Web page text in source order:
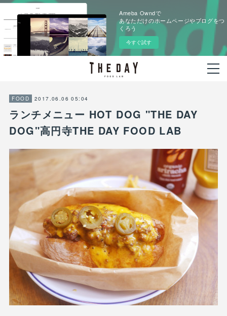
Ameba Owndで
あなただけのホームページやブログをつ
くろう
今すぐ試す
FOOD 2017.06.06 05:04
ランチメニュー HOT DOG "THE DAY
DOG"高円寺THE DAY FOOD LAB